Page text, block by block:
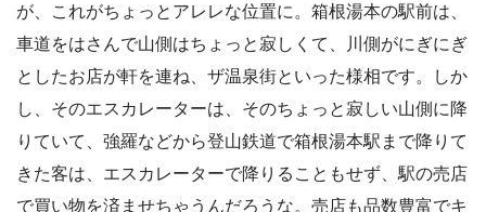
が、これがちょっとアレレな位置に。箱根湯本の駅前は、
車道をはさんで山側はちょっと寂しくて、川側がにぎにぎ
としたお店が軒を連ね、ザ温泉街といった様相です。しか
し、そのエスカレーターは、そのちょっと寂しい山側に降
りていて、強羅などから登山鉄道で箱根湯本駅まで降りて
きた客は、エスカレーターで降りることもせず、駅の売店
で買い物を済ませちゃうんだろうな。売店も品数豊富でキ